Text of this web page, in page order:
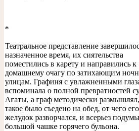
*
Театральное представление
назначенное время, их сиятельства
поместились в карету и направились к
домашнему очагу по затихающим
улицам. Графиня с увлажненными
вспоминала о полной превратностей
Агаты, а граф методически
такое было съедено на обед, от чего его
желудок разворчался, и всерьез
большой чашке горячего бульона.